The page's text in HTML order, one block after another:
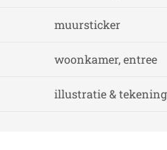
muursticker
woonkamer, entree
illustratie & tekening